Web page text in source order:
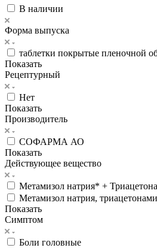
В наличии
Форма выпуска
таблетки покрытые пленочной
Показать
Рецептурный
Нет
Показать
Производитель
СОФАРМА АО
Показать
Действующее вещество
Метамизол натрия* +
Метамизол натрия,
Показать
Симптом
Боли головные